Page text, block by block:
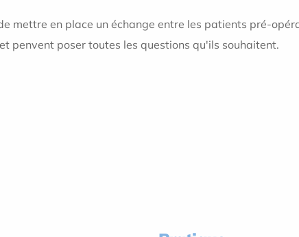
mettre en place un échange entre les patients pré-
penvent poser toutes les questions qu'ils souhaitent.